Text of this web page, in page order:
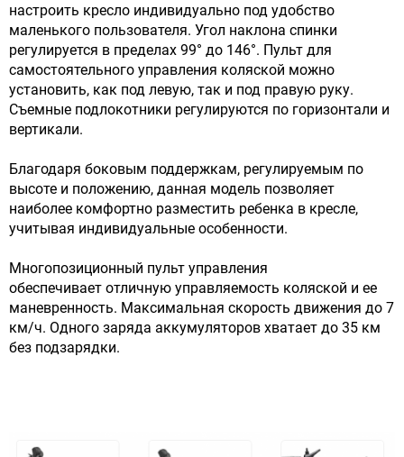
настроить кресло индивидуально под удобство
маленького пользователя. Угол наклона спинки
регулируется в пределах 99° до 146°. Пульт для
самостоятельного управления коляской можно
установить, как под левую, так и под правую руку.
Съемные подлокотники регулируются по горизонтали и
вертикали.
Благодаря боковым поддержкам, регулируемым по
высоте и положению, данная модель позволяет
наиболее комфортно разместить ребенка в кресле,
учитывая индивидуальные особенности.
Многопозиционный пульт управления
обеспечивает отличную управляемость коляской и ее
маневренность. Максимальная скорость движения до 7
км/ч. Одного заряда аккумуляторов хватает до 35 км
без подзарядки.